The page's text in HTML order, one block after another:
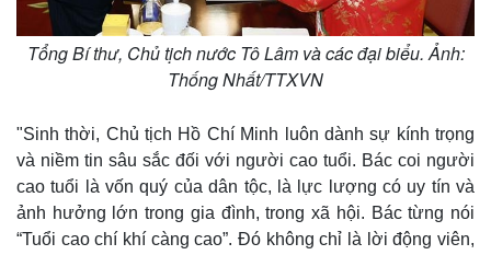
Tổng Bí thư, Chủ tịch nước Tô Lâm và các đại biểu. Ảnh:
Thống Nhất/TTXVN
"Sinh thời, Chủ tịch Hồ Chí Minh luôn dành sự kính trọng
và niềm tin sâu sắc đối với người cao tuổi. Bác coi người
cao tuổi là vốn quý của dân tộc, là lực lượng có uy tín và
ảnh hưởng lớn trong gia đình, trong xã hội. Bác từng nói
“Tuổi cao chí khí càng cao”. Đó không chỉ là lời động viên,